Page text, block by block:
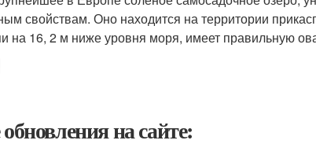
свойствам. Оно находится на территории
на 16, 2 м ниже уровня моря, имеет правильную
на сайте: